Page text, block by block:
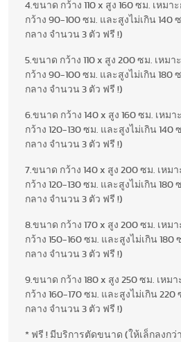
4.ขนาด กว้าง 110 x สูง 160 ซม. เหม
กว้าง 90-100 ซม. และสูงไม่เกิน
กลาง จำนวน 3 ตัว ฟรี !)
5.ขนาด กว้าง 110 x สูง 200 ซม. เหม
กว้าง 90-100 ซม. และสูงไม่เกิน
กลาง จำนวน 3 ตัว ฟรี !)
6.ขนาด กว้าง 140 x สูง 160 ซม. เหม
กว้าง 120-130 ซม. และสูงไม่เกิน
กลาง จำนวน 3 ตัว ฟรี !)
7.ขนาด กว้าง 140 x สูง 200 ซม. เห
กว้าง 120-130 ซม. และสูงไม่เกิน
กลาง จำนวน 3 ตัว ฟรี !)
8.ขนาด กว้าง 170 x สูง 200 ซม. เห
กว้าง 150-160 ซม. และสูงไม่เกิน
กลาง จำนวน 3 ตัว ฟรี !)
9.ขนาด กว้าง 180 x สูง 250 ซม. เหม
กว้าง 160-170 ซม. และสูงไม่เกิน
กลาง จำนวน 3 ตัว ฟรี !)
* ฟรี ! มีบริการตัดขนาด (ให้เล็กลงกว่